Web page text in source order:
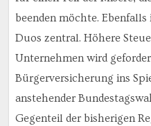
beenden möchte.
Duos zentral. Höhere
Unternehmen wird
Bürgerversicherung ins
anstehender
Gegenteil der bisherigen